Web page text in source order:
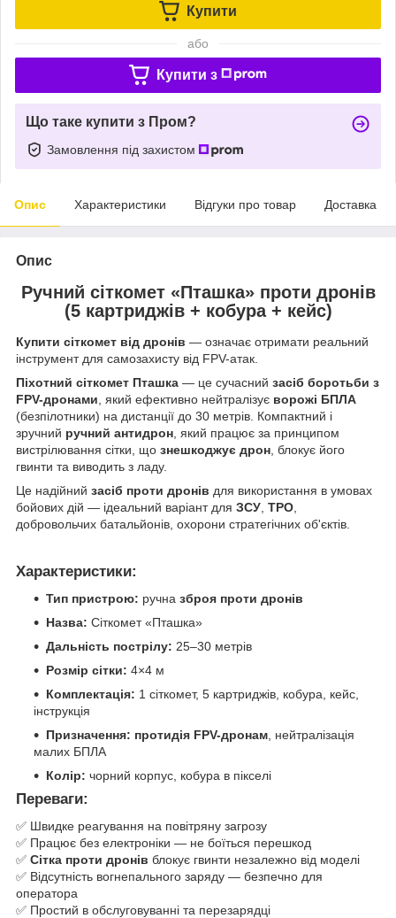
Купити
або
Купити з
Що таке купити з Пром?
Замовлення під захистом
Опис Характеристики Відгуки про товар Доставка
Опис
Ручний сіткомет «Пташка» проти дронів
(5 картриджів + кобура + кейс)
Купити сіткомет від дронів — означає отримати реальний
інструмент для самозахисту від FPV-атак.
Піхотний сіткомет Пташка — це сучасний засіб боротьби з
FPV-дронами, який ефективно нейтралізує ворожі БПЛА
(безпілотники) на дистанції до 30 метрів. Компактний і
зручний ручний антидрон, який працює за принципом
вистрілювання сітки, що знешкоджує дрон, блокує його
гвинти та виводить з ладу.
Це надійний засіб проти дронів для використання в умовах
бойових дій — ідеальний варіант для ЗСУ, ТРО,
добровольчих батальйонів, охорони стратегічних об'єктів.
Характеристики:
Тип пристрою: ручна зброя проти дронів
Назва: Сіткомет «Пташка»
Дальність пострілу: 25–30 метрів
Розмір сітки: 4×4 м
Комплектація: 1 сіткомет, 5 картриджів, кобура, кейс,
інструкція
Призначення: протидія FPV-дронам, нейтралізація
малих БПЛА
Колір: чорний корпус, кобура в пікселі
Переваги:
✅ Швидке реагування на повітряну загрозу
✅ Працює без електроніки — не боїться перешкод
✅ Сітка проти дронів блокує гвинти незалежно від моделі
✅ Відсутність вогнепального заряду — безпечно для
оператора
✅ Простий в обслуговуванні та перезарядці